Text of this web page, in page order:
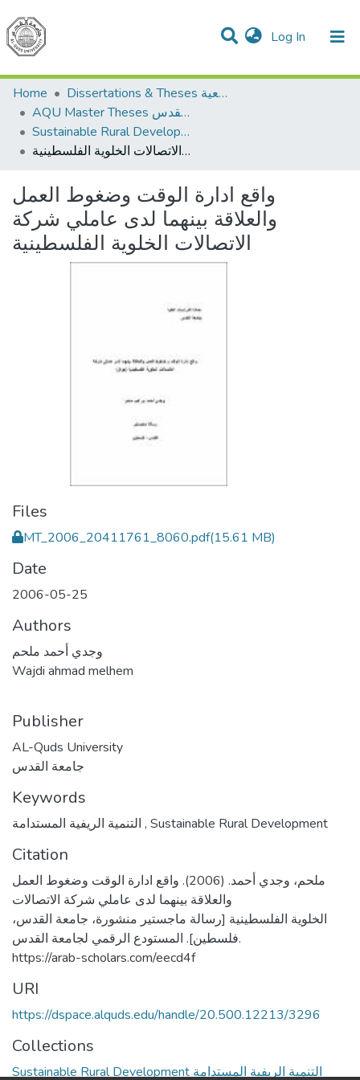
Log In (current)
Communities & Collections
All of DSpace
Home
Dissertations & Theses الرسائل الجامعية
AQU Master Theses الرسائل الجامعية الخاصة بجامعة القدس
Sustainable Rural Development التنمية الريفية المستدامة
واقع ادارة الوقت وضغوط العمل والعلاقة بينهما لدى عاملي شركة الاتصالات الخلوية الفلسطينية
واقع ادارة الوقت وضغوط العمل
والعلاقة بينهما لدى عاملي شركة
الاتصالات الخلوية الفلسطينية
Files
MT_2006_20411761_8060.pdf(15.61 MB)
Date
2006-05-25
Authors
وجدي أحمد ملحم
Wajdi ahmad melhem
Publisher
AL-Quds University
جامعة القدس
Keywords
, Sustainable Rural Development
Citation
ملحم، وجدي أحمد. (2006). واقع ادارة الوقت وضغوط العمل
والعلاقة بينهما لدى عاملي شركة الاتصالات
الخلوية الفلسطينية [رسالة ماجستير منشورة، جامعة القدس،
فلسطين]. المستودع الرقمي لجامعة القدس.
https://arab-scholars.com/eecd4f
URI
https://dspace.alquds.edu/handle/20.500.12213/3296
Collections
Sustainable Rural Development التنمية الريفية المستدامة